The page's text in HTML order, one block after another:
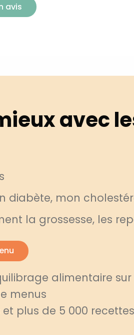
avis
avec
diabète, mon
la grossesse, les
alimentaire sur
menus
plus de 5 000 recettes